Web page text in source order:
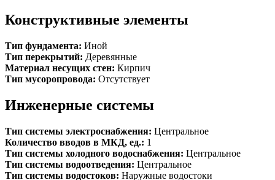
Конструктивные элементы
Тип фундамента: Иной
Тип перекрытий: Деревянные
Материал несущих стен: Кирпич
Тип мусоропровода: Отсутствует
Инженерные системы
Тип системы электроснабжения: Центральное
Количество вводов в МКД, ед.: 1
Тип системы холодного водоснабжения: Центральное
Тип системы водоотведения: Центральное
Тип системы водостоков: Наружные водостоки